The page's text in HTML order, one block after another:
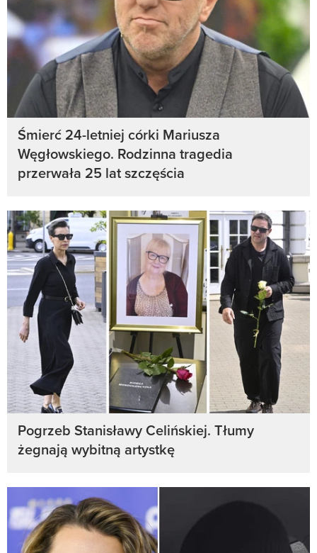
Śmierć 24-letniej córki Mariusza
Węgłowskiego. Rodzinna tragedia
przerwała 25 lat szczęścia
Pogrzeb Stanisławy Celińskiej. Tłumy
żegnają wybitną artystkę